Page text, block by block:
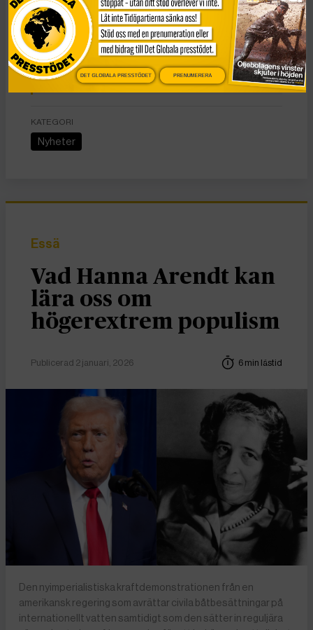
förlåtelse och kärlek.”
Fakta: Kim Phuc
KATEGORI
Nyheter
Essä
Vad Hanna Arendt kan
lära oss om
högerextrem populism
Publicerad 2 januari, 2026 6 min lästid
Den nyimperialistiska kraftdemonstrationen från en
amerikansk regering som avrättar civila båtbesättningar på
internationellt vatten samtidigt som den sätter in reguljära
DET GLOBALA PRESSTÖDET PRENUMERERA